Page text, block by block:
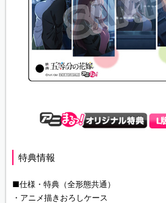
特典情報
■仕様・特典（全形態共通）
・アニメ描きおろしケース